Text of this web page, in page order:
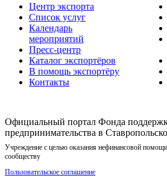
Центр экспорта
Список услуг
Календарь
мероприятий
Пресс-центр
Каталог экспортёров
В помощь экспортёру
Контакты
Официальный портал Фонда
предпринимательства в
Учреждение с целью оказания нефинансовой
сообществу
Пользовательское соглашение